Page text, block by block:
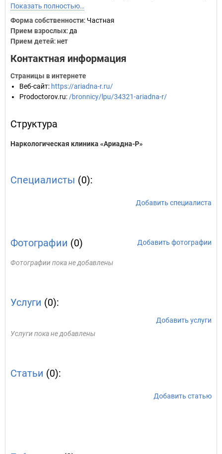
Показать полностью…
Форма собственности: Частная
Прием взрослых: да
Прием детей: нет
Контактная информация
Страницы в интернете
Веб-сайт: https://ariadna-r.ru/
Prodoctorov.ru: /bronnicy/lpu/34321-ariadna-r/
Структура
Наркологическая клиника «Ариадна-Р»
Специалисты (0):
Добавить специалиста
Фотографии (0) Добавить фотографии
Фотографии пока не добавлены
Услуги (0):
Добавить услуги
Услуги пока не добавлены
Статьи (0):
Добавить статью